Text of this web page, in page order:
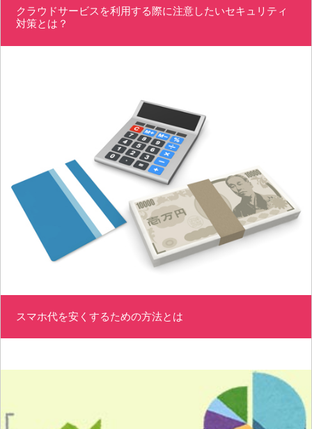
クラウドサービスを利用する際に注意したいセキュリティ
対策とは？
スマホ代を安くするための方法とは